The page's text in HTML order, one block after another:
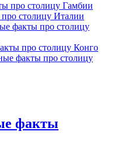
про столицу Гамбии
столицу Италии
факты про столицу
про столицу Конго
факты про столицу
факты